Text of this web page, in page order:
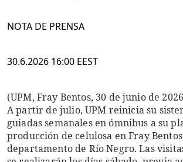
NOTA DE PRENSA
30.6.2026 16:00 EEST
(UPM, Fray Bentos, 30 de junio de
A partir de julio, UPM reinicia su
guiadas semanales en ómnibus a su
producción de celulosa en Fray
departamento de Río Negro. Las